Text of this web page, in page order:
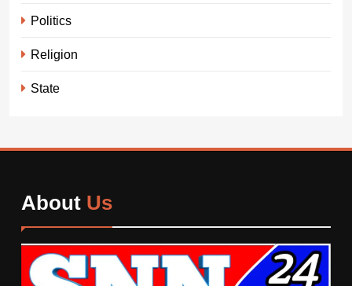
Politics
Religion
State
About Us